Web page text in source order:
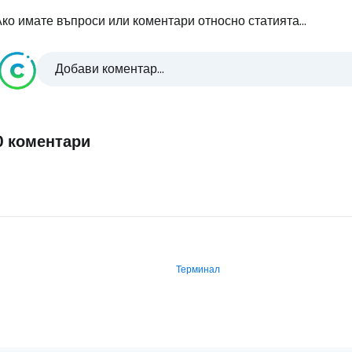
имате въпроси или коментари относно статията...
Добави коментар...
коментари
Терминал